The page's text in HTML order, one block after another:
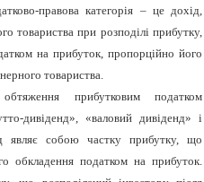
правова категорія – це дохід,
товариства при розподілі прибутку,
на прибуток, пропорційно його
товариства.
прибутковим податком
дивіденд», «валовий дивіденд» і
являє собою частку прибутку, що
обкладення податком на прибуток.